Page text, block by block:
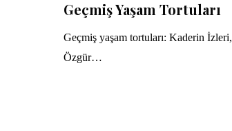
Geçmiş Yaşam Tortuları
Geçmiş yaşam tortuları: Kaderin İzleri,
Özgür…